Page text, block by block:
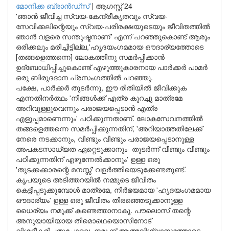
മോനിക്ക ബ്രാന്‍ഡ്‌സ്| ആഗസ്റ്റ് 24
'ഞാൻ ജീവിച്ച സ്വയ-കേന്ദ്രീകൃതവും സ്വയ-
സേവിക്കലിന്റെയും സ്വയ-പരിരക്ഷയുടെയും ജീവിതത്തിൽ
ഞാൻ വളരെ സന്തുഷ്ടനാണ്' എന്ന് പറഞ്ഞുകൊണ്ട് ആരും
ഒരിക്കലും മരിച്ചിട്ടില്ല,'ഹൃദയംഗമമായ ഔദാര്യത്തോടെ
[തങ്ങളെത്തന്നെ] ലോകത്തിനു സമർപ്പിക്കാൻ
ഉദ്‌ബോധിപ്പിച്ചുകൊണ്ട് എഴുത്തുകാരനായ പാർക്കർ പാമർ
ഒരു ബിരുദദാന പ്രസംഗത്തിൽ പറഞ്ഞു.
പക്ഷേ, പാർക്കർ തുടർന്നു, ഈ രീതിയിൽ ജീവിക്കുക
എന്നതിനർത്ഥം 'നിങ്ങൾക്ക് എത്ര കുറച്ചു മാത്രമേ
അറിവുള്ളുവെന്നും പരാജയപ്പെടാൻ എത്ര
എളുപ്പമാണെന്നും' പഠിക്കുന്നതാണ്. ലോകസേവനത്തിൽ
തങ്ങളെത്തന്നെ സമർപ്പിക്കുന്നതിന്, 'അറിയാത്തതിലേക്ക്
നേരെ നടക്കാനും, വീണ്ടും വീണ്ടും പരാജയപ്പെടാനുള്ള
അപകടസാധ്യത ഏറ്റെടുക്കാനും- തുടർന്ന് വീണ്ടും വീണ്ടും
പഠിക്കുന്നതിന് എഴുന്നേൽക്കാനും' ഉള്ള ഒരു
'തുടക്കക്കാരന്റെ മനസ്സ്' വളർത്തിയെടുക്കേണ്ടതുണ്ട്.
കൃപയുടെ അടിത്തറയിൽ നമ്മുടെ ജീവിതം
കെട്ടിപ്പടുക്കുമ്പോൾ മാത്രമേ, നിർഭയമായ 'ഹൃദയംഗമമായ
ഔദാര്യം' ഉള്ള ഒരു ജീവിതം തിരഞ്ഞെടുക്കാനുള്ള
ധൈര്യം നമുക്ക് കണ്ടെത്താനാകൂ. പൗലൊസ് തന്റെ
അനുയായിയായ തിമൊഥെയൊസിനോട്